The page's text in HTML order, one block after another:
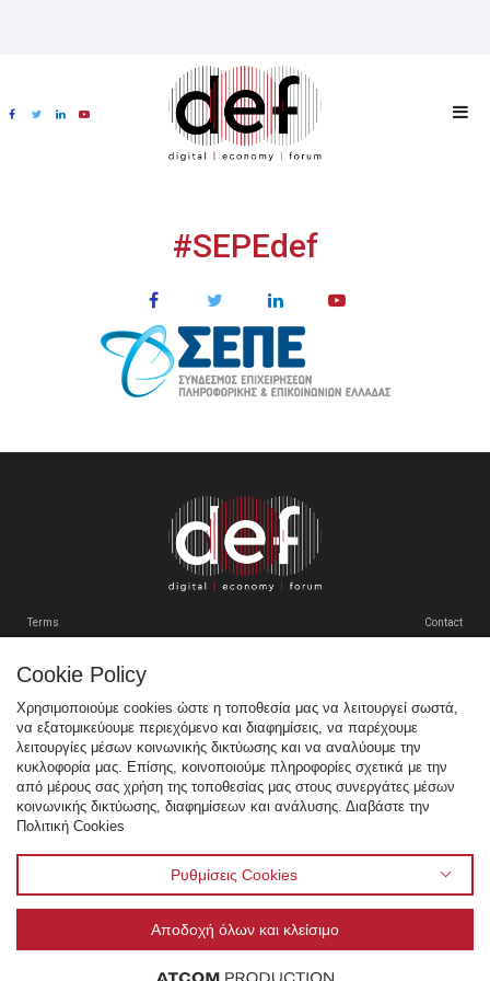
VENUE
ΠΡΟΗΓΟΥΜΕΝΑ ΣΥΝΕΔΡΙΑ
#SEPEdef
Tweets by SEPEgr
Terms Contact
Sitemap
Χορηγοί
Multimedia
Venue
Προηγούμενα Συνέδρια
Cookie Policy
Χρησιμοποιούμε cookies ώστε η τοποθεσία μας να λειτουργεί σωστά,
να εξατομικεύουμε περιεχόμενο και διαφημίσεις, να παρέχουμε
λειτουργίες μέσων κοινωνικής δικτύωσης και να αναλύουμε την
κυκλοφορία μας. Επίσης, κοινοποιούμε πληροφορίες σχετικά με την
από μέρους σας χρήση της τοποθεσίας μας στους συνεργάτες μέσων
κοινωνικής δικτύωσης, διαφημίσεων και ανάλυσης. Διαβάστε την
Πολιτική Cookies
Ρυθμίσεις Cookies
Αποδοχή όλων και κλείσιμο